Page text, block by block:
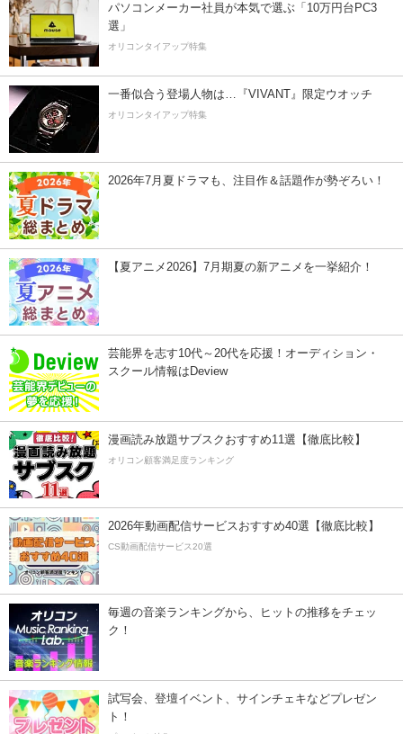
パソコンメーカー社員が本気で選ぶ「10万円台PC3
選」
オリコンタイアップ特集
一番似合う登場人物は…『VIVANT』限定ウオッチ
オリコンタイアップ特集
2026年7月夏ドラマも、注目作＆話題作が勢ぞろい！
【夏アニメ2026】7月期夏の新アニメを一挙紹介！
芸能界を志す10代～20代を応援！オーディション・
スクール情報はDeview
漫画読み放題サブスクおすすめ11選【徹底比較】
オリコン顧客満足度ランキング
2026年動画配信サービスおすすめ40選【徹底比較】
CS動画配信サービス20選
毎週の音楽ランキングから、ヒットの推移をチェッ
ク！
試写会、登壇イベント、サインチェキなどプレゼン
ト！